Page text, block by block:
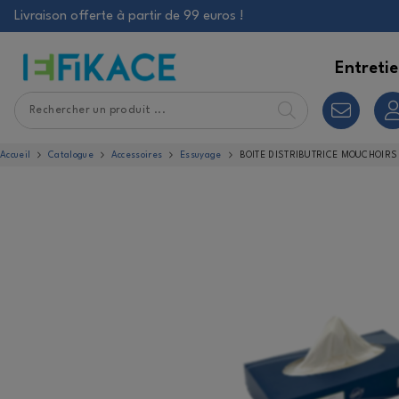
Livraison offerte à partir de 99 euros !
Accueil Catalogue Accessoires Essuyage BOITE DISTRIBUTRICE